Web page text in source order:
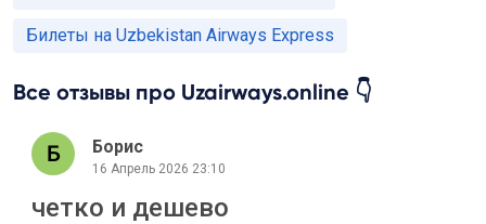
Билеты на Uzbekistan Airways Express
Все отзывы про Uzairways.online 👇
Борис
16 Апрель 2026 23:10
четко и дешево